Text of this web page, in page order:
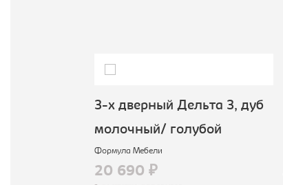
3-х дверный Дельта 3, дуб
молочный/ голубой
Формула Мебели
20 690 ₽